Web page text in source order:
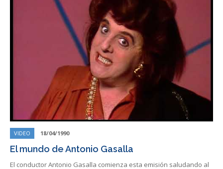
VIDEO 18/04/1990
El mundo de Antonio Gasalla
El conductor Antonio Gasalla comienza esta emisión saludando al